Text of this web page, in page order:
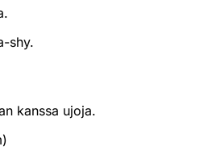
shy.
kanssa ujoja.